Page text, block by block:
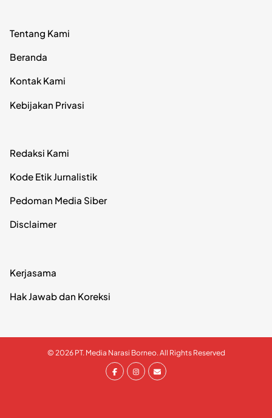
Tentang Kami
Beranda
Kontak Kami
Kebijakan Privasi
Redaksi Kami
Kode Etik Jurnalistik
Pedoman Media Siber
Disclaimer
Kerjasama
Hak Jawab dan Koreksi
© 2026 PT. Media Narasi Borneo. All Rights Reserved